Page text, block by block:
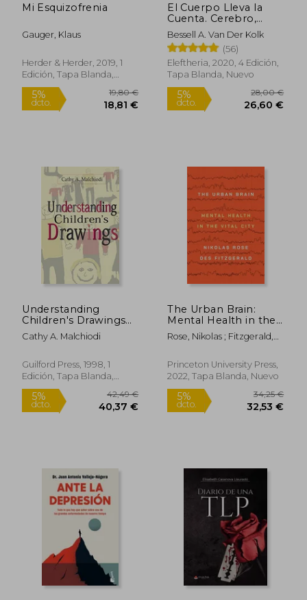
Rápido
Mi Esquizofrenia
Gauger, Klaus
Herder & Herder, 2019, 1
Edición, Tapa Blanda,
Nuevo
El Cuerpo Lleva la
Cuenta. Cerebro,
Mente y Cuerpo en la
Superación del
Trauma - Bessel Van
Der Kolk - Libro
Físico
Bessell A. Van Der Kolk
(56)
Eleftheria, 2020, 4 Edición,
Tapa Blanda, Nuevo
Understanding
Children's Drawings
(en Inglés)
Cathy A. Malchiodi
Guilford Press, 1998, 1
Edición, Tapa Blanda,
Nuevo
The Urban Brain:
Mental Health in the
Vital City (en Inglés)
Rose, Nikolas ; Fitzgerald,
Princeton University Press,
2022, Tapa Blanda, Nuevo